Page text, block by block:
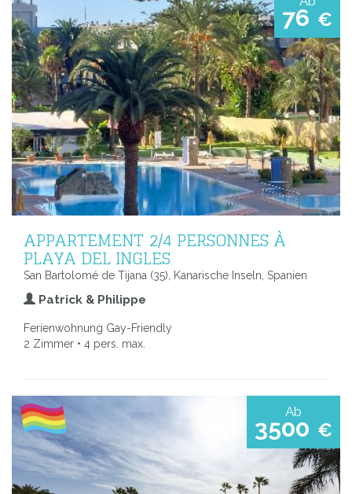
76 €
APPARTEMENT 2/4 PERSONNES À
PLAYA DEL INGLES
San Bartolomé de Tijana (35), Kanarische Inseln, Spanien
Patrick & Philippe
Ferienwohnung Gay-Friendly
2 Zimmer • 4 pers. max.
Ab
3500 €